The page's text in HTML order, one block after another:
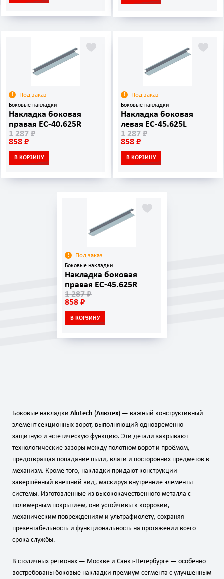
Под заказ
Боковые накладки
Накладка боковая
правая EC-40.625R
1 287 ₽
858 ₽
В КОРЗИНУ
Под заказ
Боковые накладки
Накладка боковая
левая EC-45.625L
1 287 ₽
858 ₽
В КОРЗИНУ
Под заказ
Боковые накладки
Накладка боковая
правая EC-45.625R
1 287 ₽
858 ₽
В КОРЗИНУ
Боковые накладки Alutech (Алютех) — важный конструктивный
элемент секционных ворот, выполняющий одновременно
защитную и эстетическую функцию. Эти детали закрывают
технологические зазоры между полотном ворот и проёмом,
предотвращая попадание пыли, влаги и посторонних предметов в
механизм. Кроме того, накладки придают конструкции
завершённый внешний вид, маскируя внутренние элементы
системы. Изготовленные из высококачественного металла с
полимерным покрытием, они устойчивы к коррозии,
механическим повреждениям и ультрафиолету, сохраняя
презентабельность и функциональность на протяжении всего
срока службы.
В столичных регионах — Москве и Санкт‑Петербурге — особенно
востребованы боковые накладки премиум‑сегмента с улучшенным